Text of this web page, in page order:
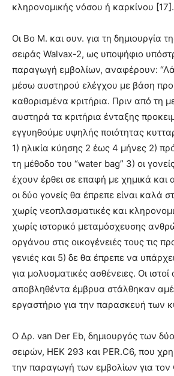
κληρονομικής νόσου ή καρκίνου [17].
Οι Bo M. και συν. για τη δημιουργία
σειράς Walvax-2, ως υποψήφιο
παραγωγή εμβολίων, αναφέρουν:
μέσω αυστηρού ελέγχου με βάση
καθορισμένα κριτήρια. Πριν από τη
αυστηρά τα κριτήρια ένταξης
εγγυηθούμε υψηλής ποιότητας
1) ηλικία κύησης 2 έως 4 μήνες 2)
τη μέθοδο του “water bag” 3) οι
έχουν έρθει σε επαφή με χημικά και
οι δύο γονείς θα έπρεπε είναι καλά
χωρίς νεοπλασματικές και
χωρίς ιστορικό μεταμόσχευσης
οργάνου στις οικογένειές τους τις
γενιές και 5) δε θα έπρεπε να
για μολυσματικές ασθένειες. Οι
αποβληθέντα έμβρυα στάλθηκαν
εργαστήριο για την παρασκευή των
Ο Δρ. van Der Eb, δημιουργός των
σειρών, HEK 293 και PER.C6, που
την παραγωγή των εμβολίων για τον